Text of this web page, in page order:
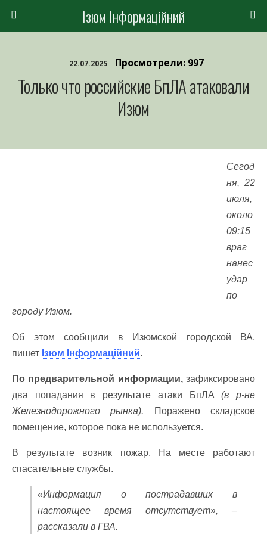
Ізюм Інформаційний
22.07.2025 Просмотрели: 997
Только что российские БпЛА атаковали
Изюм
Сегод
ня, 22
июля,
около
09:15
враг
нанес
удар
по
городу Изюм.
Об этом сообщили в Изюмской городской ВА,
пишет Ізюм Інформаційний.
По предварительной информации,зафиксировано
два попадания в результате атаки БпЛА(в р-не
Железнодорожного рынка). Поражено складское
помещение, которое пока не используется.
В результате возник пожар. На месте работают
спасательные службы.
«Информация о пострадавших в
настоящее время отсутствует», –
рассказали в ГВА.